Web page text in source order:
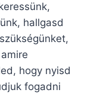
hallgasd
hogy nyisd
fogadni